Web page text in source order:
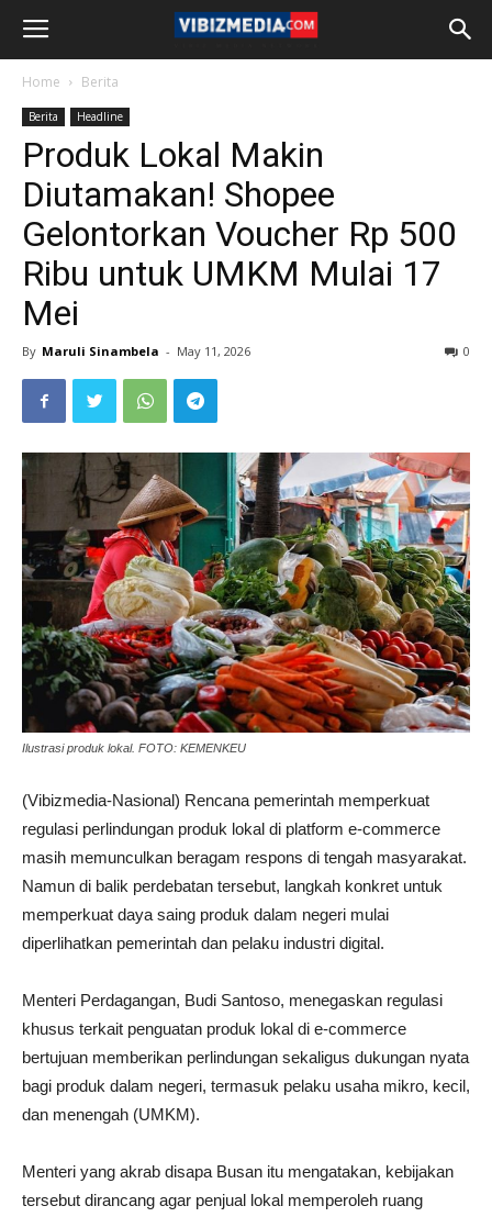
Home Berita
Berita Headline
Produk Lokal Makin
Diutamakan! Shopee
Gelontorkan Voucher Rp 500
Ribu untuk UMKM Mulai 17
Mei
By Maruli Sinambela - May 11, 2026 0
Ilustrasi produk lokal. FOTO: KEMENKEU
(Vibizmedia-Nasional) Rencana pemerintah memperkuat
regulasi perlindungan produk lokal di platform e-commerce
masih memunculkan beragam respons di tengah masyarakat.
Namun di balik perdebatan tersebut, langkah konkret untuk
memperkuat daya saing produk dalam negeri mulai
diperlihatkan pemerintah dan pelaku industri digital.
Menteri Perdagangan, Budi Santoso, menegaskan regulasi
khusus terkait penguatan produk lokal di e-commerce
bertujuan memberikan perlindungan sekaligus dukungan nyata
bagi produk dalam negeri, termasuk pelaku usaha mikro, kecil,
dan menengah (UMKM).
Menteri yang akrab disapa Busan itu mengatakan, kebijakan
tersebut dirancang agar penjual lokal memperoleh ruang